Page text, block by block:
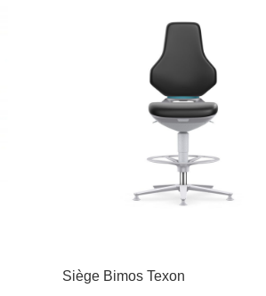
Siège Bimos Texon